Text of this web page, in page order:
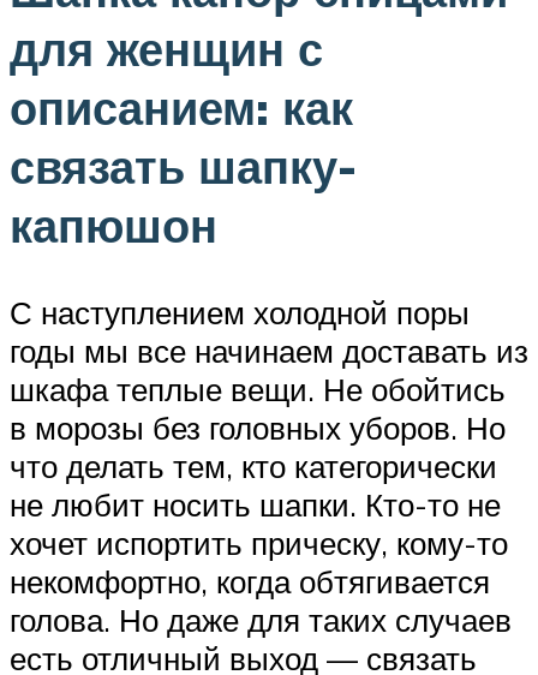
для женщин с
описанием: как
связать шапку-
капюшон
С наступлением холодной поры
годы мы все начинаем доставать из
шкафа теплые вещи. Не обойтись
в морозы без головных уборов. Но
что делать тем, кто категорически
не любит носить шапки. Кто-то не
хочет испортить прическу, кому-то
некомфортно, когда обтягивается
голова. Но даже для таких случаев
есть отличный выход — связать